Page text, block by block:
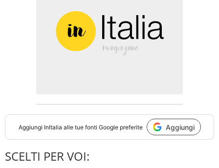
Aggiungi InItalia alle tue fonti Google preferite Aggiungi
SCELTI PER VOI: